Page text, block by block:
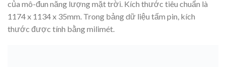
của mô-đun năng lượng mặt trời. Kích thước tiêu chuẩn là
1174 x 1134 x 35mm. Trong bảng dữ liệu tấm pin, kích
thước được tính bằng milimét.